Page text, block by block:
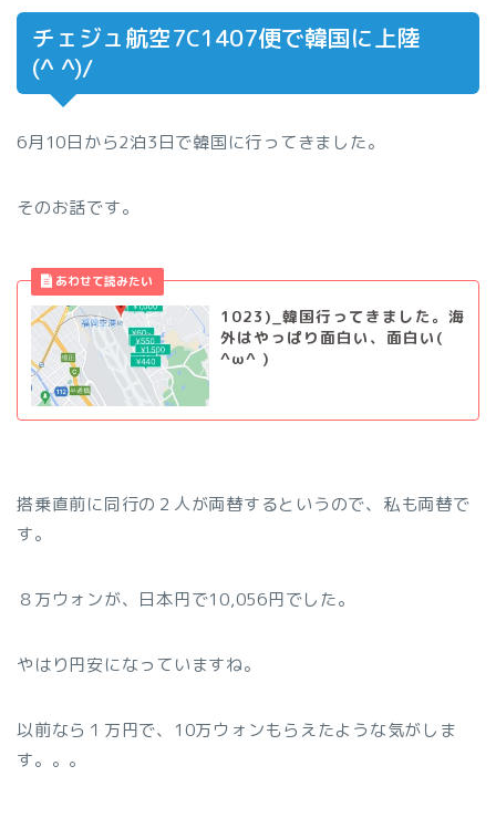
チェジュ航空7C1407便で韓国に上陸
(^ ^)/
6月10日から2泊3日で韓国に行ってきました。
そのお話です。
1023)_韓国行ってきました。海
外はやっぱり面白い、面白い(
^ω^ )
搭乗直前に同行の２人が両替するというので、私も両替で
す。
８万ウォンが、日本円で10,056円でした。
やはり円安になっていますね。
以前なら１万円で、10万ウォンもらえたような気がしま
す。。。